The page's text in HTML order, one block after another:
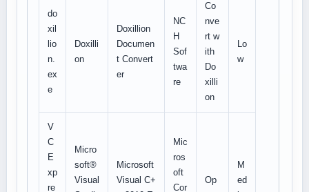
do
xil
lio
n.
ex
e
Doxilli
on
Doxillion
Documen
t Convert
er
NC
H
Sof
twa
re
Co
nve
rt w
ith
Do
xilli
on
Lo
w
V
C
E
xp
re
Micro
soft®
Visual
Microsoft
Visual C+
Mic
ros
oft
Cor
Op
M
ed